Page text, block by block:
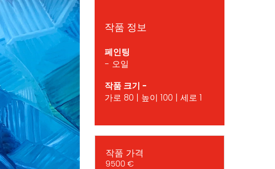
작품 정보
페인팅
- 오일
작품 크기 -
가로 80 | 높이 100 | 세로 1
작품 가격
9500 €